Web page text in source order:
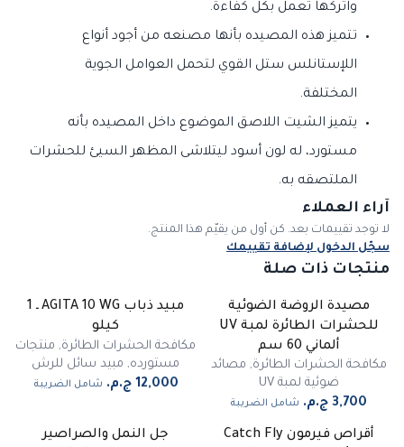
واتركها تعمل بكل كفاءة.
تتميز هذه المصيده بأنها مصنعه من أجود أنواع
اللإستانلس ستل القوي لتحمل العوامل الجوية
المختلفة.
يتميز الشيت اللاصق الموضوع داخل المصيده بأنه
مستورد، له لون أسود ليتلاشى المظهر السيئ للحشرات
الملتصقه به.
آراء العملاء
لا توجد تقييمات بعد. كن أول من يقيّم هذا المنتج.
سجّل الدخول لإضافة تقييمك
منتجات ذات صلة
مصيدة الروضة الضوئية
للحشرات الطائرة لمبة UV
ألماني 60 سم
مكافحة الحشرات الطائرة, مصائد
ضوئية لمبة UV
شامل الضريبة
مبيد ذباب AGITA 10 WG ـ 1
كيلو
مكافحة الحشرات الطائرة, منتجات
مستورده, مبيد سائل للرش
شامل الضريبة
أقراص فيرمون Catch Fly
غير متوفر
جل النمل والصراصير